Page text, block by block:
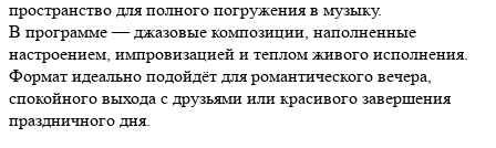
пространство для полного погружения в музыку.
В программе — джазовые композиции, наполненные
настроением, импровизацией и теплом живого исполнения.
Формат идеально подойдёт для романтического вечера,
спокойного выхода с друзьями или красивого завершения
праздничного дня.